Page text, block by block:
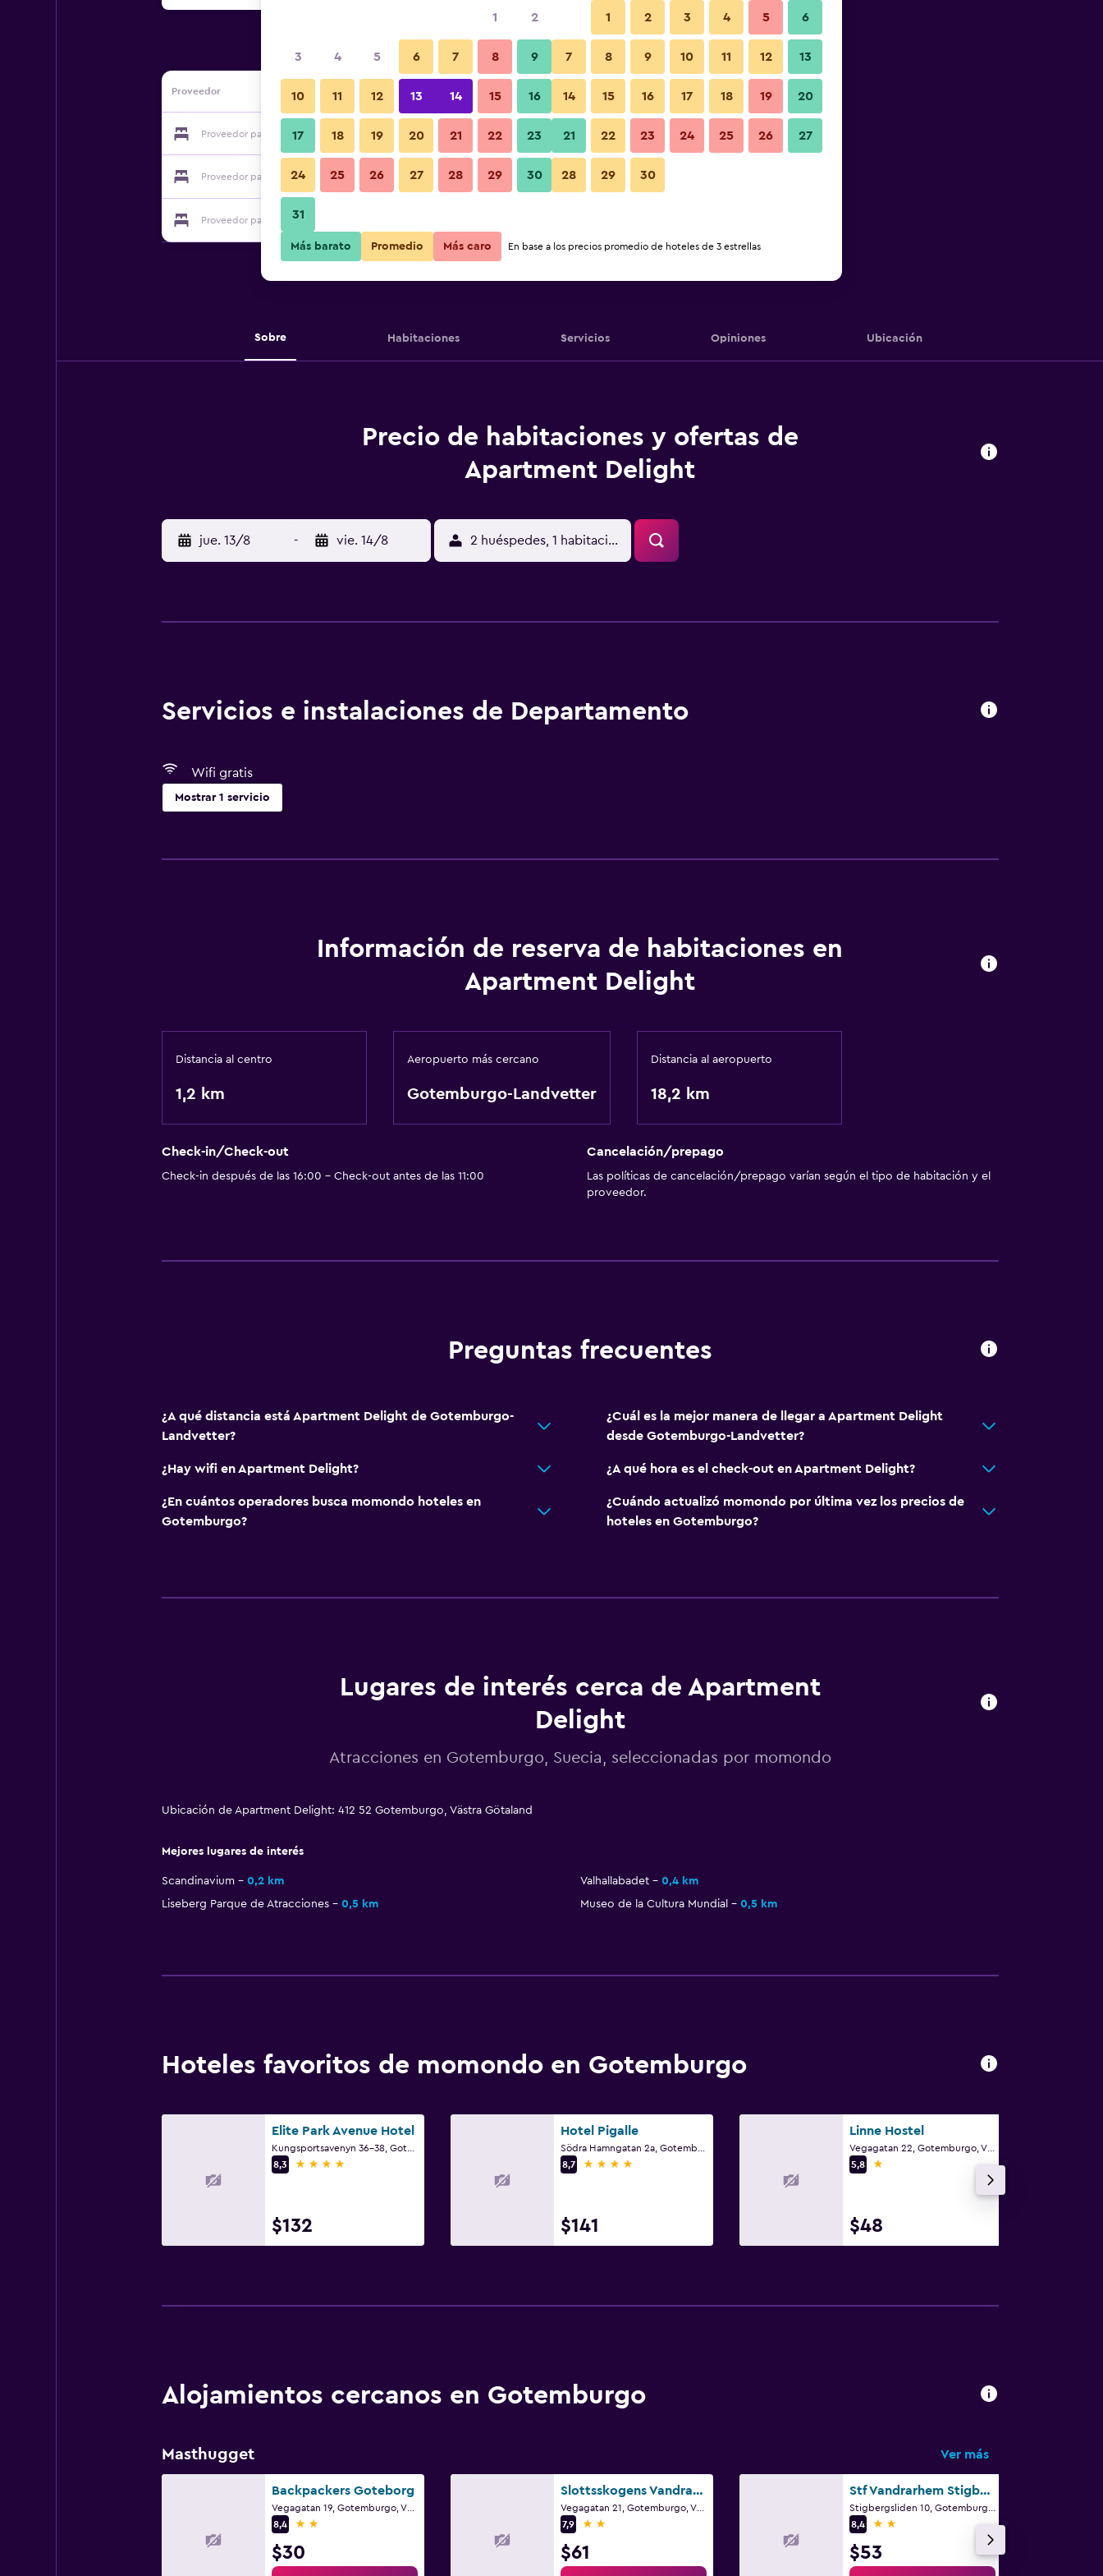
Proveedor
Proveedor para Apartment Delight Ver precios
Proveedor para Apartment Delight Ver precios
Proveedor para Apartment Delight
Sobre Habitaciones Servicios Opiniones Ubicación
Precio de habitaciones y ofertas de
Apartment Delight
jue. 13/8 - vie. 14/8 2 huéspedes, 1 habitación
Servicios e instalaciones de Departamento
Wifi gratis
Mostrar 1 servicio
Wifi gratis
Información de reserva de habitaciones en
Apartment Delight
Distancia al centro
1,2 km
Aeropuerto más cercano
Gotemburgo-Landvetter
Distancia al aeropuerto
18,2 km
Check-in/Check-out
Check-in después de las 16:00 - Check-out antes de las 11:00
Cancelación/prepago
Las políticas de cancelación/prepago varían según el tipo de habitación y el
proveedor.
Preguntas frecuentes
¿A qué distancia está Apartment Delight de Gotemburgo-
Landvetter?
¿Cuál es la mejor manera de llegar a Apartment Delight
desde Gotemburgo-Landvetter?
¿Hay wifi en Apartment Delight? ¿A qué hora es el check-out en Apartment Delight?
¿En cuántos operadores busca momondo hoteles en
Gotemburgo?
¿Cuándo actualizó momondo por última vez los precios de
hoteles en Gotemburgo?
Lugares de interés cerca de Apartment
Delight
Atracciones en Gotemburgo, Suecia, seleccionadas por momondo
Ubicación de Apartment Delight: 412 52 Gotemburgo, Västra Götaland
Mejores lugares de interés
Scandinavium 0,2 km Valhallabadet
0,4 km
Liseberg Parque de Atracciones
0,5 km Museo de la Cultura Mundial 0,5 km
Hoteles favoritos de momondo en Gotemburgo
Elite Park Avenue Hotel
8,3
4 estrellas
$132
Hotel Pigalle
8,7
4 estrellas
$141
Linne Hostel
Vegagatan 22, Gotemburgo, Västra Götaland
5,8
1 estrella
$48
Alojamientos cercanos en Gotemburgo
Masthugget Ver más
Backpackers Goteborg
Vegagatan 19, Gotemburgo, Västra Götaland
8,4
2 estrellas
$30
Slottsskogens Vandrarhem & Hotell
Vegagatan 21, Gotemburgo, Västra Götaland
7,9
2 estrellas
$61
Stf Vandrarhem Stigbergsliden - Hostel
8,4
2 estrellas
$53
1 2
3 4 5 6 7 8 9
10 11 12 13 14 15 16
17 18 19 20 21 22 23
24 25 26 27 28 29 30
31
1 2 3 4 5 6
7 8 9 10 11 12 13
14 15 16 17 18 19 20
21 22 23 24 25 26 27
28 29 30
Más barato Promedio Más caro En base a los precios promedio de hoteles de 3 estrellas